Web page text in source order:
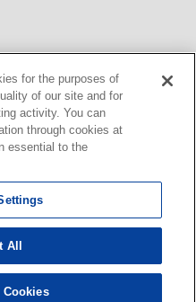
WEBサイト・システム向け地
ット MapFan DB 住所確認
告 Geo-Research
for the purposes of
of our site and for
activity. You can
through cookies at
essential to the
All